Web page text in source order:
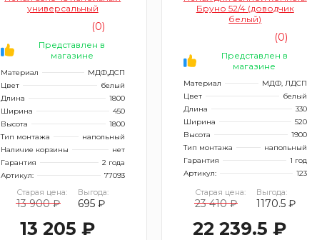
универсальный
(0)
Представлен в
магазине
Материал
МДФ,ДСП
Цвет
белый
Длина
1800
Ширина
450
Высота
1800
Тип монтажа
напольный
Наличие корзины
нет
Гарантия
2 года
Артикул:
77093
Старая цена:
13 900 ₽
Выгода:
695 ₽
13 205 ₽
Бруно 52/4 (доводчик
белый)
(0)
Представлен в
магазине
Материал
МДФ, ЛДСП
Цвет
белый
Длина
330
Ширина
520
Высота
1900
Тип монтажа
напольный
Гарантия
1 год
Артикул:
123
Старая цена:
23 410 ₽
Выгода:
1170.5 ₽
22 239.5 ₽